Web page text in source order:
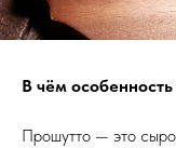
В чём
Прошутто — это